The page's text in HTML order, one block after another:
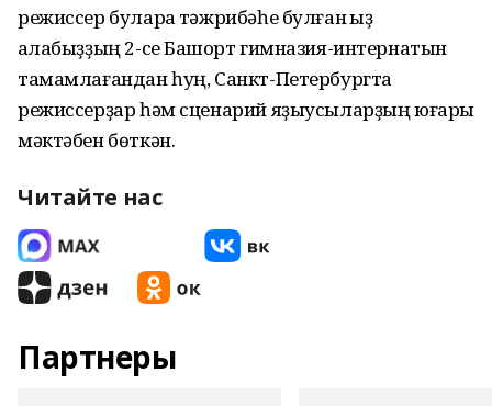
режиссер булараҡ тәжрибәһе булған ҡыҙ
ҡалабыҙҙың 2-се Башҡорт гимназия-интернатын
тамамлағандан һуң, Санкт-Петербургта
режиссерҙар һәм сценарий яҙыусыларҙың юғары
мәктәбен бөткән.
Читайте нас
Партнеры